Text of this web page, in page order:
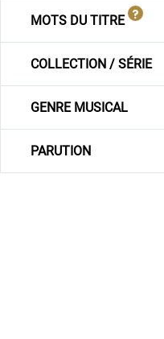
MOTS DU TITRE
COLLECTION / SÉRIE
GENRE MUSICAL
PARUTION